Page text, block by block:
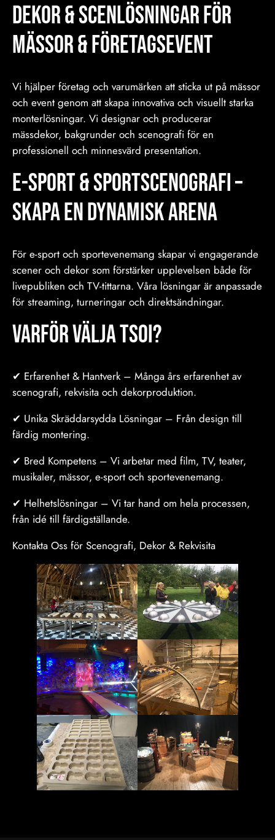
Dekor & Scenlösningar för
Mässor & Företagsevent
Vi hjälper företag och varumärken att sticka ut på mässor
och event genom att skapa innovativa och visuellt starka
monterlösningar. Vi designar och producerar
mässdekor, bakgrunder och scenografi för en
professionell och minnesvärd presentation.
E-sport & Sportscenografi –
Skapa en Dynamisk Arena
För e-sport och sportevenemang skapar vi engagerande
scener och dekor som förstärker upplevelsen både för
livepubliken och TV-tittarna. Våra lösningar är anpassade
för streaming, turneringar och direktsändningar.
Varför Välja TSOI?
✔ Erfarenhet & Hantverk – Många års erfarenhet av
scenografi, rekvisita och dekorproduktion.
✔ Unika Skräddarsydda Lösningar – Från design till
färdig montering.
✔ Bred Kompetens – Vi arbetar med film, TV, teater,
musikaler, mässor, e-sport och sportevenemang.
✔ Helhetslösningar – Vi tar hand om hela processen,
från idé till färdigställande.
Kontakta Oss för Scenografi, Dekor & Rekvisita